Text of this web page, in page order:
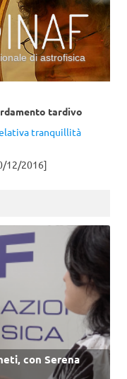
di astrofisica
tardivo
tranquillità
12/2016]
con Serena